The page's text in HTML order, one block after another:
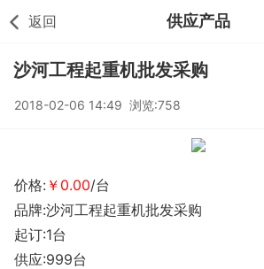
返回 供应产品
沙河工程起重机批发采购
2018-02-06 14:49 浏览:758
价格: ￥0.00/台
品牌:沙河工程起重机批发采购
起订:1台
供应:999台